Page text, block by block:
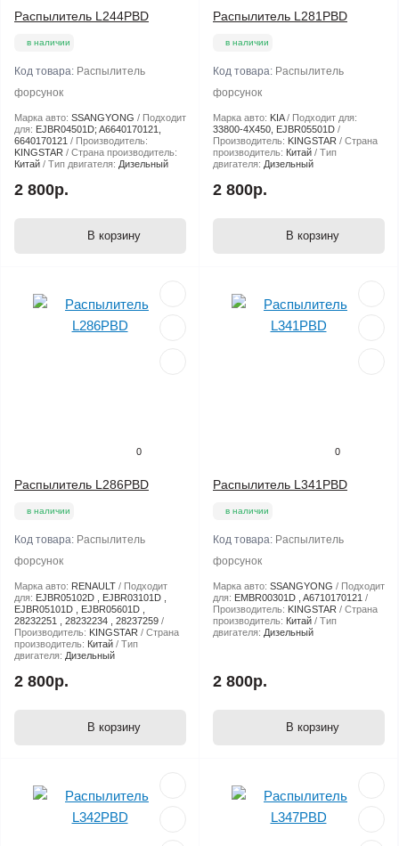
Распылитель L244PBD
в наличии
Код товара: Распылитель
форсунок
Марка авто: SSANGYONG
Подходит
для: EJBR04501D; A6640170121,
6640170121
Производитель:
KINGSTAR
Страна производитель:
Китай
Тип двигателя: Дизельный
2 800р.
В корзину
Распылитель L281PBD
в наличии
Код товара: Распылитель
форсунок
Марка авто: KIA
Подходит для:
33800-4X450, EJBR05501D
Производитель: KINGSTAR
Страна
производитель: Китай
Тип
двигателя: Дизельный
2 800р.
В корзину
0
Распылитель L286PBD
в наличии
Код товара: Распылитель
форсунок
Марка авто: RENAULT
Подходит
для: EJBR05102D , EJBR03101D ,
EJBR05101D , EJBR05601D ,
28232251 , 28232234 , 28237259
Производитель: KINGSTAR
Страна
производитель: Китай
Тип
двигателя: Дизельный
2 800р.
В корзину
0
Распылитель L341PBD
в наличии
Код товара: Распылитель
форсунок
Марка авто: SSANGYONG
Подходит
для: EMBR00301D , A6710170121
Производитель: KINGSTAR
Страна
производитель: Китай
Тип
двигателя: Дизельный
2 800р.
В корзину